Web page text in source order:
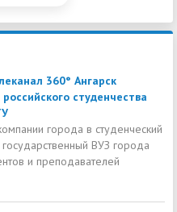
360° Ангарск
студенчества
города в студенческий
ВУЗ города
и преподавателей